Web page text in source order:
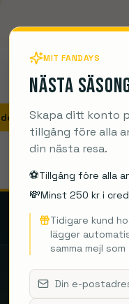
Białystok
– Hvorfor BøR Du
MIT FANDAYS
Nästa
Skapa ditt konto
tillgång före alla
din nästa resa.
⚽️Tillgång före alla
💸Minst 250 kr i
Tidigare kund
lägger
samma mejl som